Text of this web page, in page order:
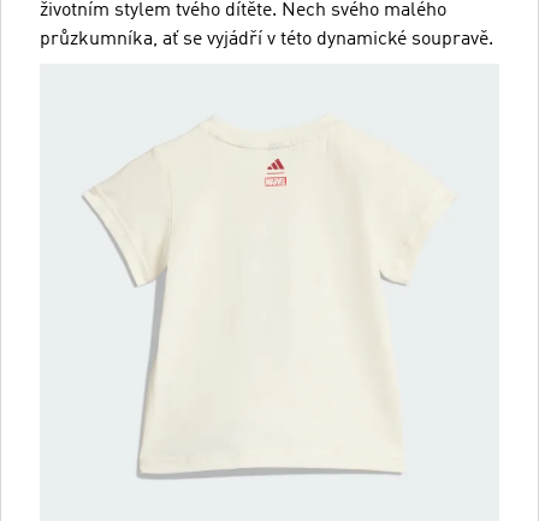
životním stylem tvého dítěte. Nech svého malého
průzkumníka, ať se vyjádří v této dynamické soupravě.